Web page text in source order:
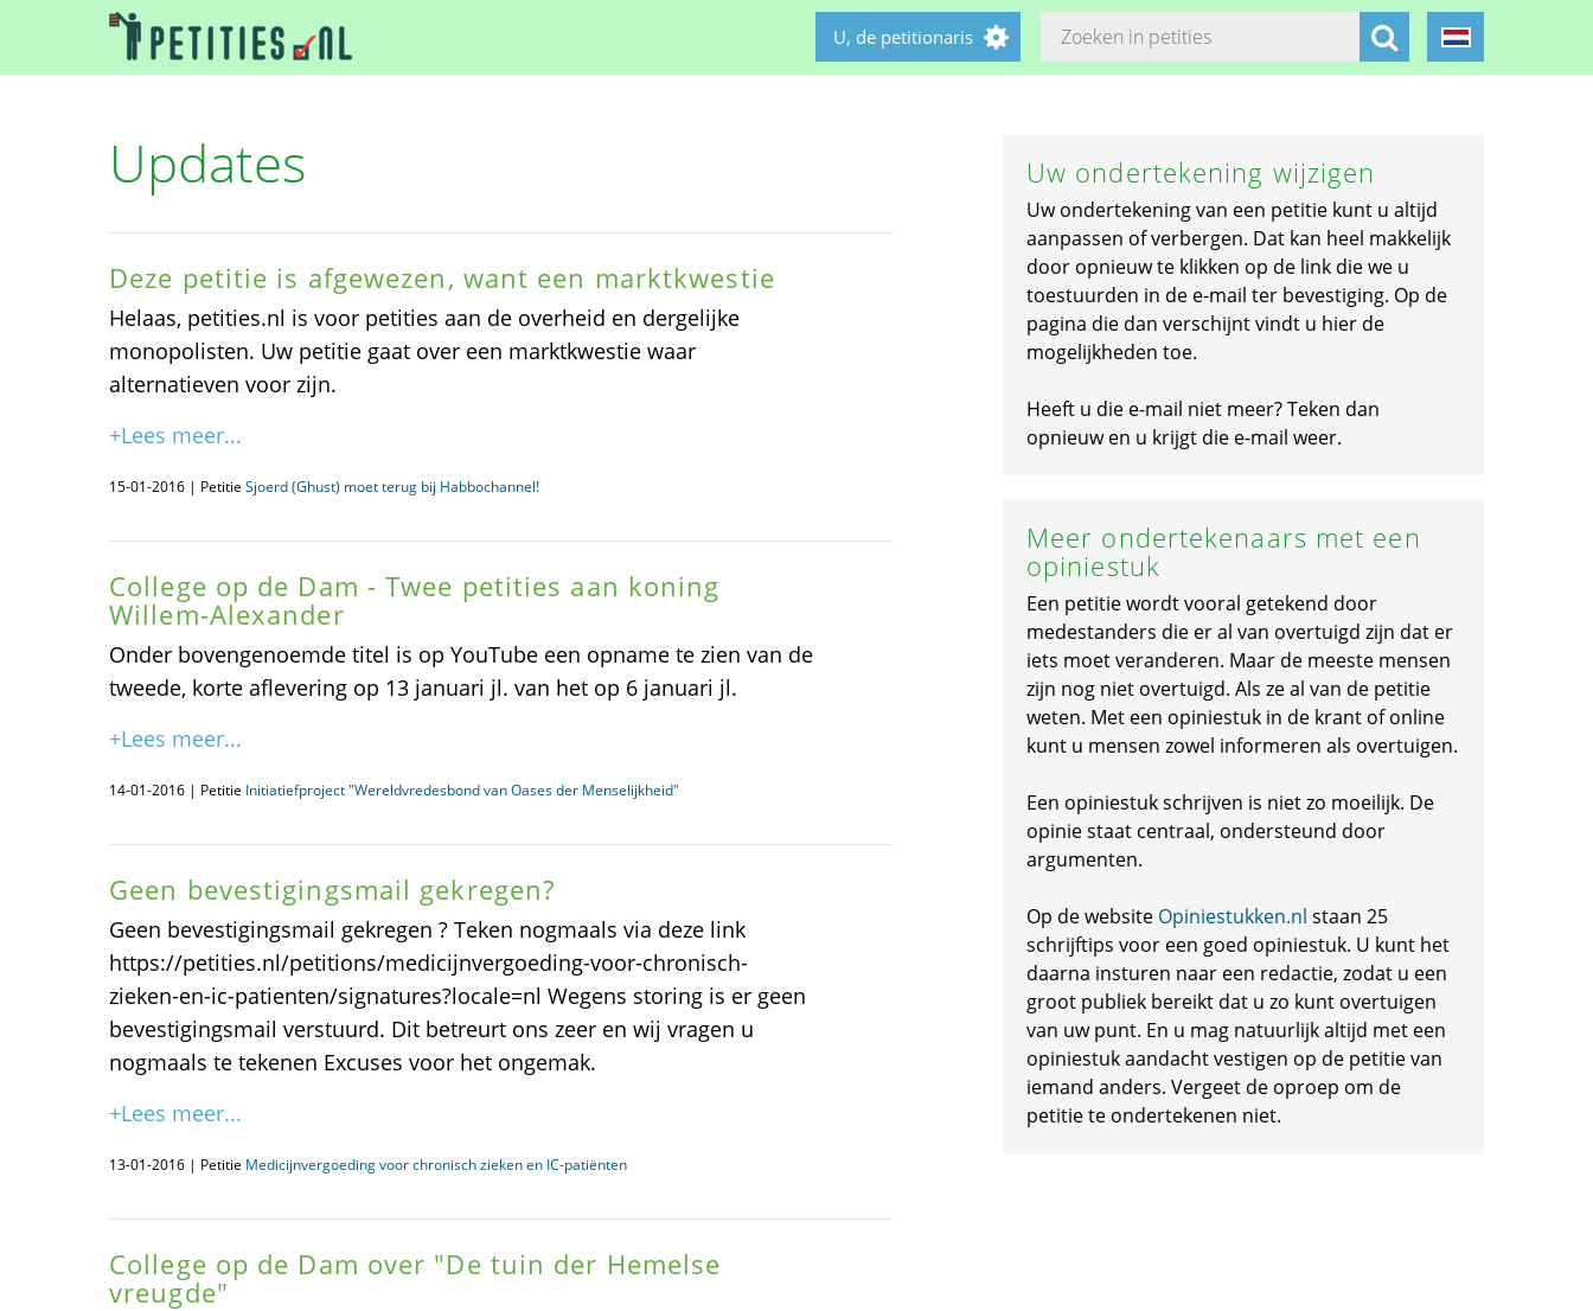
U, de petitionaris
Updates
Deze petitie is afgewezen, want een marktkwestie
Helaas, petities.nl is voor petities aan de overheid en dergelijke
monopolisten. Uw petitie gaat over een marktkwestie waar
alternatieven voor zijn.
+Lees meer...
15-01-2016 | Petitie Sjoerd (Ghust) moet terug bij Habbochannel!
College op de Dam - Twee petities aan koning
Willem-Alexander
Onder bovengenoemde titel is op YouTube een opname te zien van de
tweede, korte aflevering op 13 januari jl. van het op 6 januari jl.
+Lees meer...
14-01-2016 | Petitie Initiatiefproject "Wereldvredesbond van Oases der Menselijkheid"
Geen bevestigingsmail gekregen?
Geen bevestigingsmail gekregen ? Teken nogmaals via deze link
https://petities.nl/petitions/medicijnvergoeding-voor-chronisch-
zieken-en-ic-patienten/signatures?locale=nl Wegens storing is er geen
bevestigingsmail verstuurd. Dit betreurt ons zeer en wij vragen u
nogmaals te tekenen Excuses voor het ongemak.
+Lees meer...
13-01-2016 | Petitie Medicijnvergoeding voor chronisch zieken en IC-patiënten
College op de Dam over "De tuin der Hemelse
vreugde"
Uw ondertekening wijzigen
Uw ondertekening van een petitie kunt u altijd
aanpassen of verbergen. Dat kan heel makkelijk
door opnieuw te klikken op de link die we u
toestuurden in de e-mail ter bevestiging. Op de
pagina die dan verschijnt vindt u hier de
mogelijkheden toe.
Heeft u die e-mail niet meer? Teken dan
opnieuw en u krijgt die e-mail weer.
Meer ondertekenaars met een
opiniestuk
Een petitie wordt vooral getekend door
medestanders die er al van overtuigd zijn dat er
iets moet veranderen. Maar de meeste mensen
zijn nog niet overtuigd. Als ze al van de petitie
weten. Met een opiniestuk in de krant of online
kunt u mensen zowel informeren als overtuigen.
Een opiniestuk schrijven is niet zo moeilijk. De
opinie staat centraal, ondersteund door
argumenten.
Op de website Opiniestukken.nl staan 25
schrijftips voor een goed opiniestuk. U kunt het
daarna insturen naar een redactie, zodat u een
groot publiek bereikt dat u zo kunt overtuigen
van uw punt. En u mag natuurlijk altijd met een
opiniestuk aandacht vestigen op de petitie van
iemand anders. Vergeet de oproep om de
petitie te ondertekenen niet.